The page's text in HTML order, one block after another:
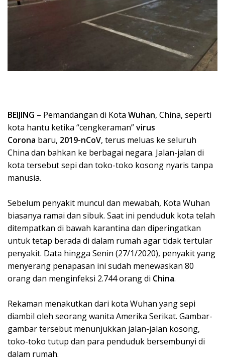
BEIJING – Pemandangan di Kota Wuhan, China, seperti
kota hantu ketika “cengkeraman”virus
Corona baru, 2019-nCoV, terus meluas ke seluruh
China dan bahkan ke berbagai negara. Jalan-jalan di
kota tersebut sepi dan toko-toko kosong nyaris tanpa
manusia.
Sebelum penyakit muncul dan mewabah, Kota Wuhan
biasanya ramai dan sibuk. Saat ini penduduk kota telah
ditempatkan di bawah karantina dan diperingatkan
untuk tetap berada di dalam rumah agar tidak tertular
penyakit. Data hingga Senin (27/1/2020), penyakit yang
menyerang penapasan ini sudah menewaskan 80
orang dan menginfeksi 2.744 orang di China.
Rekaman menakutkan dari kota Wuhan yang sepi
diambil oleh seorang wanita Amerika Serikat. Gambar-
gambar tersebut menunjukkan jalan-jalan kosong,
toko-toko tutup dan para penduduk bersembunyi di
dalam rumah.